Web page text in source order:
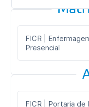
FICR |
Presencial
FICR | Portaria de